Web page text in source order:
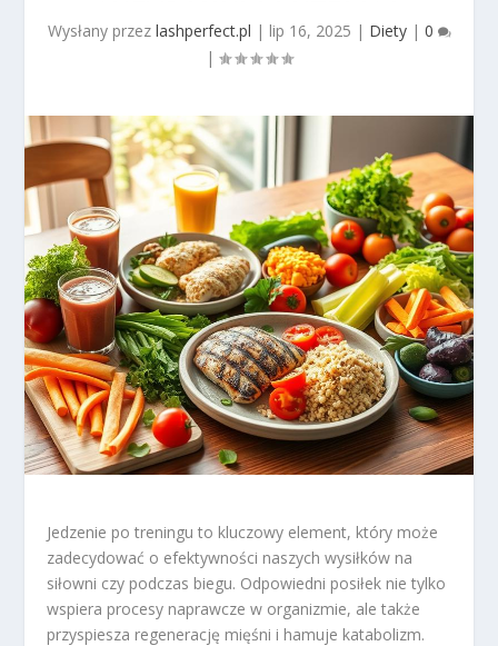
Wysłany przez lashperfect.pl | lip 16, 2025 | Diety| 0
|
Jedzenie po treningu to kluczowy element, który może
zadecydować o efektywności naszych wysiłków na
siłowni czy podczas biegu. Odpowiedni posiłek nie tylko
wspiera procesy naprawcze w organizmie, ale także
przyspiesza regenerację mięśni i hamuje katabolizm.